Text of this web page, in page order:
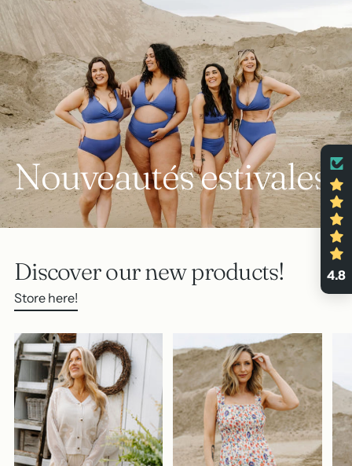
Nouveautés estivales
Discover our new products!
Store here!
4.8